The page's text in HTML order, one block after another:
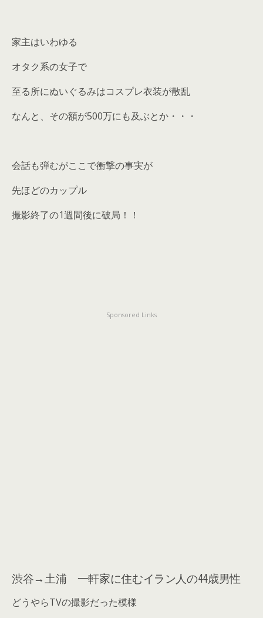
家主はいわゆる
オタク系の女子で
至る所にぬいぐるみはコスプレ衣装が散乱
なんと、その額が500万にも及ぶとか・・・
会話も弾むがここで衝撃の事実が
先ほどのカップル
撮影終了の1週間後に破局！！
Sponsored Links
渋谷→土浦 一軒家に住むイラン人の44歳男性
どうやらTVの撮影だった模様